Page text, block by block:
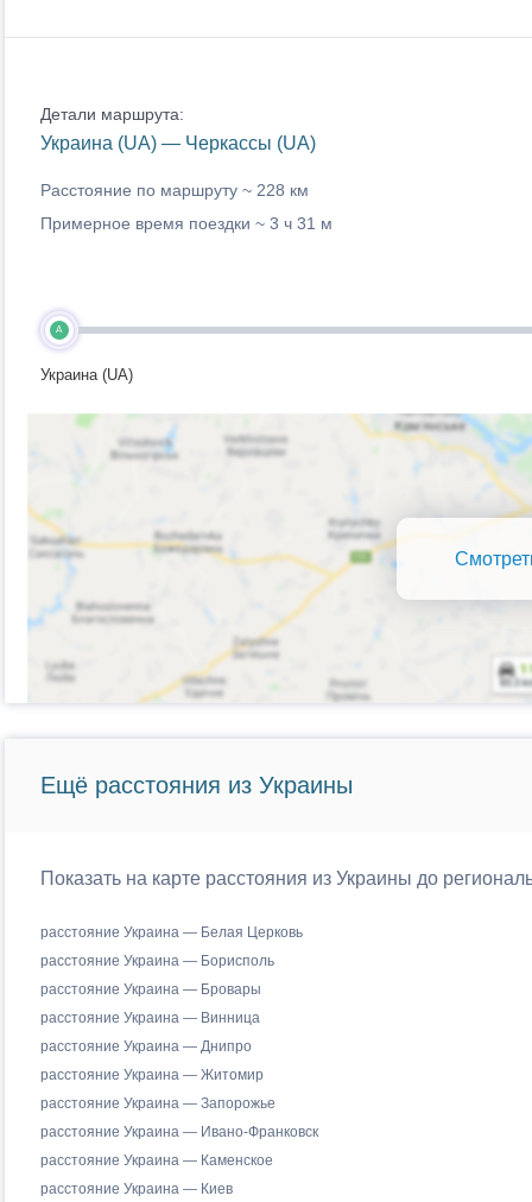
Детали маршрута:
Украина (UA) — Черкассы (UA)
Расстояние по маршруту ~ 228 км
Примерное время поездки ~ 3 ч 31 м
A
Украина (UA)
Ещё расстояния из Украины
Показать на карте расстояния из Украины до
расстояние Украина — Белая Церковь
расстояние Украина — Борисполь
расстояние Украина — Бровары
расстояние Украина — Винница
расстояние Украина — Днипро
расстояние Украина — Житомир
расстояние Украина — Запорожье
расстояние Украина — Ивано-Франковск
расстояние Украина — Каменское
расстояние Украина — Киев